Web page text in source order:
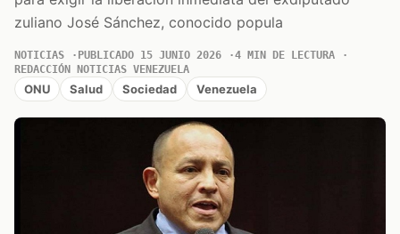
zuliano José Sánchez, conocido popula
NOTICIAS PUBLICADO 15 JUNIO 2026
4 MIN DE LECTURA
REDACCIÓN NOTICIAS VENEZUELA
ONU Salud Sociedad Venezuela